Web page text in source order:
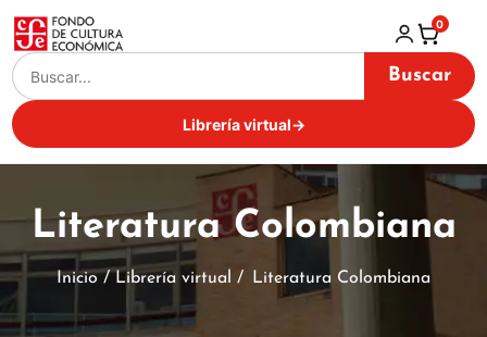
Buscar
Librería virtual→
0
Literatura Colombiana
Inicio / Librería virtual / Literatura Colombiana